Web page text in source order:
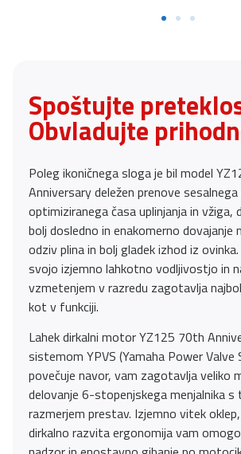
Spoštujte
Obvladujte
Poleg ikoničnega sloga je bil model
Anniversary deležen prenove
optimiziranega časa uplinjanja in vžiga,
bolj dosledno in enakomerno dovajanje
odziv plina in bolj gladek izhod iz
svojo izjemno lahkotno vodljivostjo in
vzmetenjem v razredu zagotavlja
kot v funkciji.
Lahek dirkalni motor YZ125 70th
sistemom YPVS (Yamaha Power Valve
povečuje navor, vam zagotavlja veliko
delovanje 6-stopenjskega menjalnika s
razmerjem prestav. Izjemno vitek
dirkalno razvita ergonomija vam